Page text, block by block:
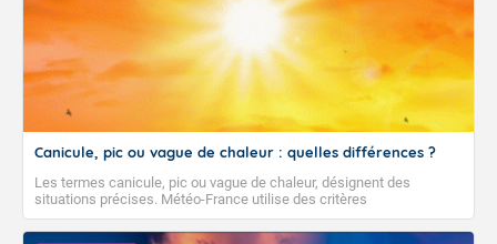
Canicule, pic ou vague de chaleur : quelles différences ?
Les termes canicule, pic ou vague de chaleur, désignent des
situations précises. Météo-France utilise des critères
climatologiques pour évaluer et qualifier les épisodes de chaleur qui
peuvent avoir des impacts sanitaires et socio-économiques